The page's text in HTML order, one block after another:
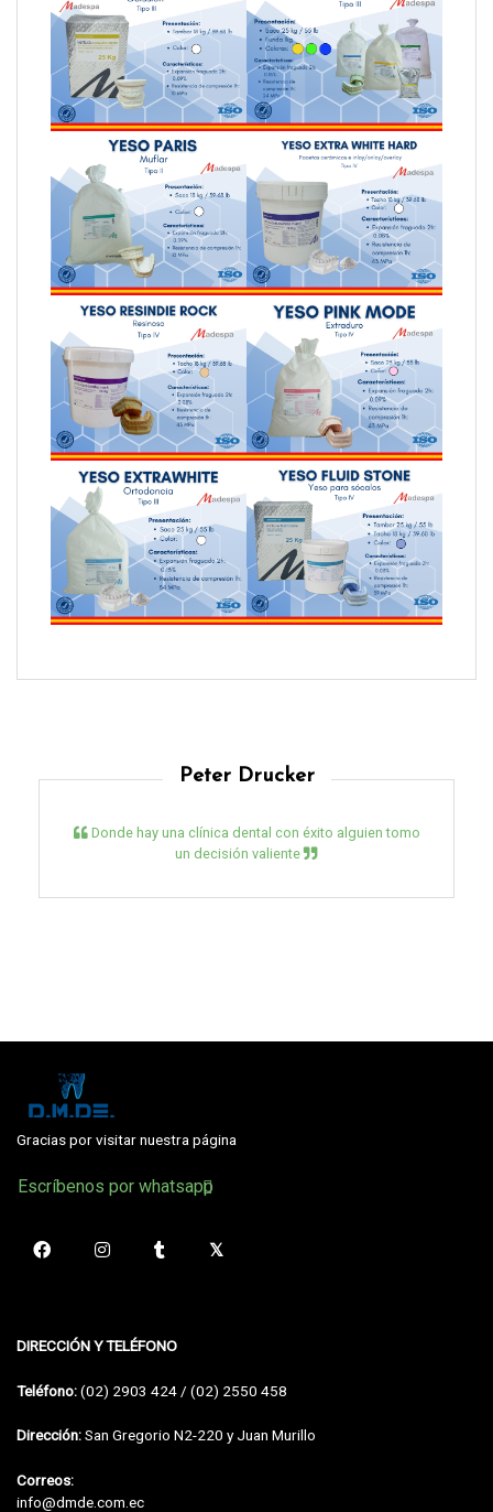
Peter Drucker
Donde hay una clínica dental con éxito alguien tomo
un decisión valiente
Gracias por visitar nuestra página
Escríbenos por whatsapp
DIRECCIÓN Y TELÉFONO
Teléfono:(02) 2903 424 / (02) 2550 458
Dirección:San Gregorio N2-220 y Juan Murillo
Correos:
info@dmde.com.ec